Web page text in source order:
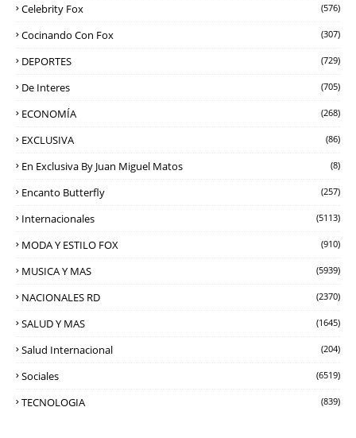
Celebrity Fox (576)
Cocinando Con Fox (307)
DEPORTES (729)
De Interes (705)
ECONOMÍA (268)
EXCLUSIVA (86)
En Exclusiva By Juan Miguel Matos (8)
Encanto Butterfly (257)
Internacionales (5113)
MODA Y ESTILO FOX (910)
MUSICA Y MAS (5939)
NACIONALES RD (2370)
SALUD Y MAS (1645)
Salud Internacional (204)
Sociales (6519)
TECNOLOGIA (839)